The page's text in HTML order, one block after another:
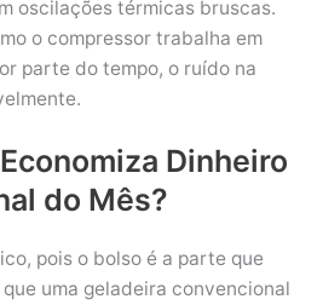
oscilações térmicas bruscas.
o compressor trabalha em
parte do tempo, o ruído na
Dinheiro
do Mês?
pois o bolso é a parte que
uma geladeira convencional